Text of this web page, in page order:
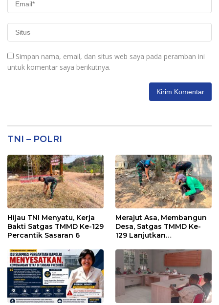
Simpan nama, email, dan situs web saya pada peramban ini
untuk komentar saya berikutnya.
TNI – POLRI
Hijau TNI Menyatu, Kerja
Bakti Satgas TMMD Ke-129
Percantik Sasaran 6
Merajut Asa, Membangun
Desa, Satgas TMMD Ke-
129 Lanjutkan